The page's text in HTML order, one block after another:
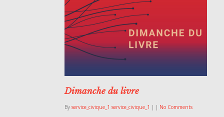
Dimanche du livre
By service_civique_1 service_civique_1 | | No Comments